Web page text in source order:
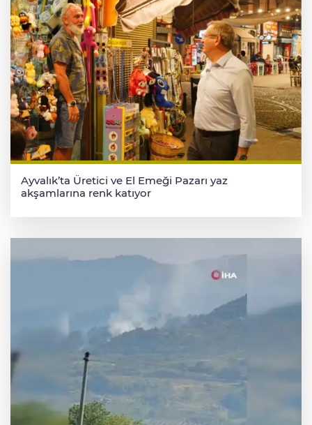
Ayvalık’ta Üretici ve El Emeği Pazarı yaz
akşamlarına renk katıyor